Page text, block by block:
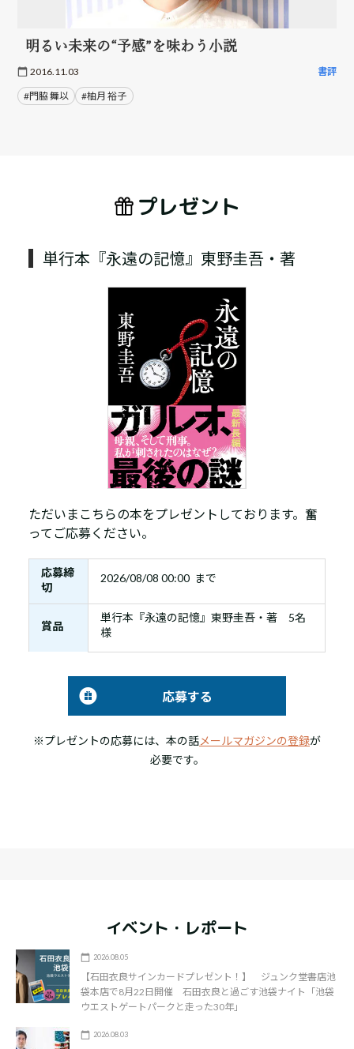
明るい未来の“予感”を味わう小説
2016.11.03 書評
#門脇 舞以 #柚月 裕子
プレゼント
単行本『永遠の記憶』東野圭吾・著
ただいまこちらの本をプレゼントしております。奮
ってご応募ください。
応募締
切
2026/08/08 00:00 まで
賞品
単行本『永遠の記憶』東野圭吾・著 5名
様
応募する
※プレゼントの応募には、本の話メールマガジンの登録が
必要です。
イベント・レポート
2026.08.05
【石田衣良サインカードプレゼント！】 ジュンク堂書店池
袋本店で8月22日開催 石田衣良と過ごす池袋ナイト「池袋
ウエストゲートパークと走った30年」
2026.08.03